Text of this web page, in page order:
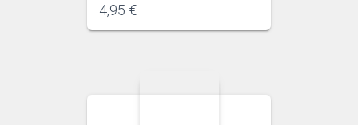
4,95 €